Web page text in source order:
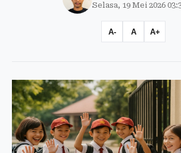
Selasa, 19 Mei 2026
A- A A+